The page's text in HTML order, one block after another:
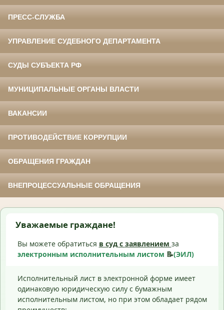
ПРЕСС-СЛУЖБА
УПРАВЛЕНИЕ СУДЕБНОГО ДЕПАРТАМЕНТА
СУДЫ СУБЪЕКТА РФ
МУНИЦИПАЛЬНЫЕ ОРГАНЫ ВЛАСТИ
ВАКАНСИИ
ПРОТИВОДЕЙСТВИЕ КОРРУПЦИИ
ОБРАЩЕНИЯ ГРАЖДАН
ВНЕПРОЦЕССУАЛЬНЫЕ ОБРАЩЕНИЯ
Уважаемые граждане!
Вы можете обратиться в суд с заявлением за
электронным исполнительным листом 📝(ЭИЛ)
Исполнительный лист в электронной форме имеет
одинаковую юридическую силу с бумажным
исполнительным листом, но при этом обладает рядом